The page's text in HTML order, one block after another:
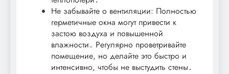
Не забывайте о вентиляции: Полностью
герметичные окна могут привести к
застою воздуха и повышенной
влажности․ Регулярно проветривайте
помещение, но делайте это быстро и
интенсивно, чтобы не выстудить стены․